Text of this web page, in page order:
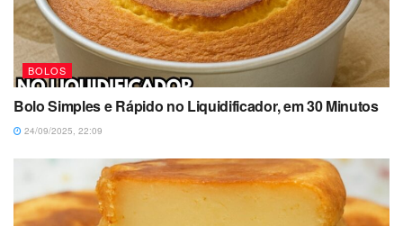
BOLOS
Bolo Simples e Rápido no Liquidificador, em 30 Minutos
24/09/2025, 22:09